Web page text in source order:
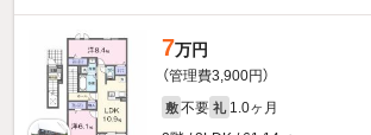
7万円
（管理費3,900円）
敷 不要 礼 1.0ヶ月